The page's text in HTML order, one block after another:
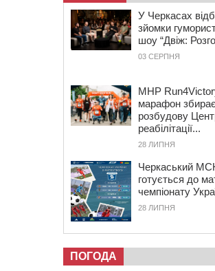
У Черкасах
зйомки
шоу “Двіж:
03 СЕРПНЯ
MHP
марафон
розбудову
реабілітації...
28 ЛИПНЯ
Черкаський
готується до
чемпіонату
28 ЛИПНЯ
ПОГОДА